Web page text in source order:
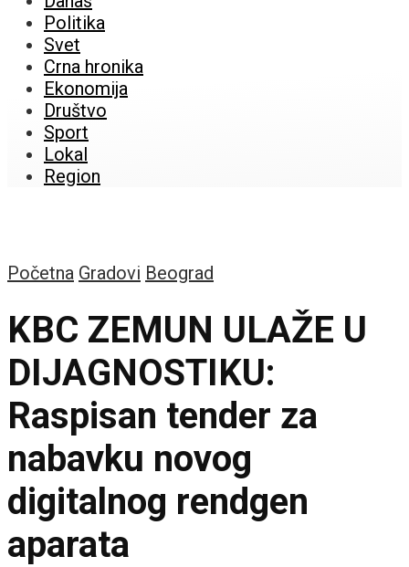
Politika
Svet
Crna hronika
Ekonomija
Društvo
Sport
Lokal
Region
Početna Gradovi Beograd
KBC ZEMUN ULAŽE U
DIJAGNOSTIKU:
Raspisan tender za
nabavku novog
digitalnog rendgen
aparata